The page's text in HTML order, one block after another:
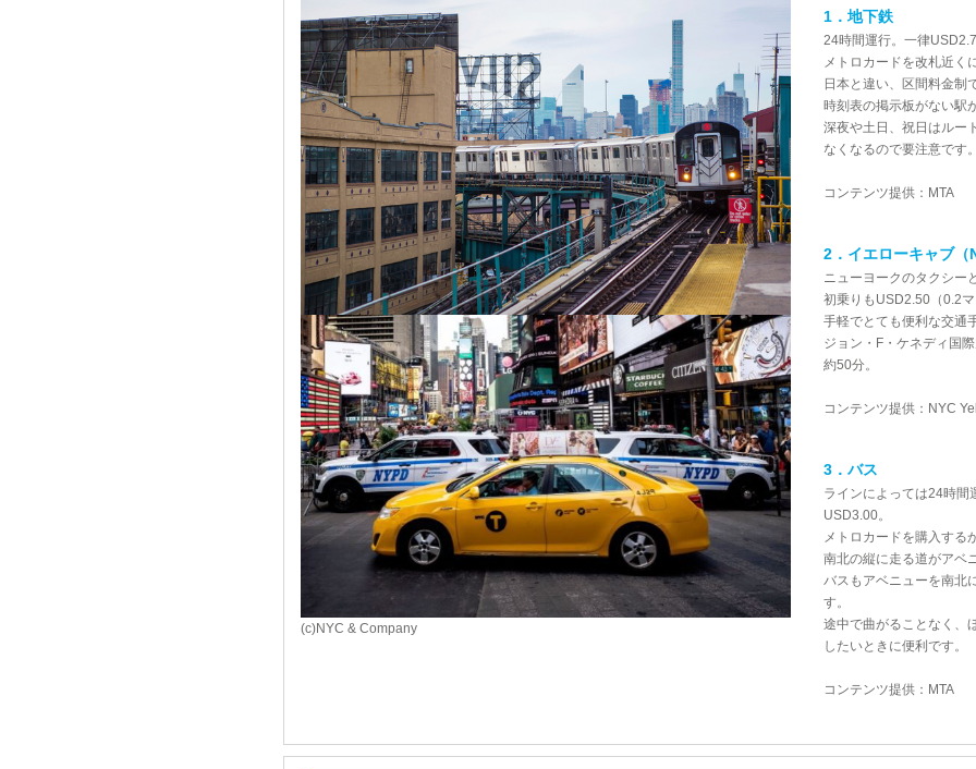
(c)NYC & Company
1．地下鉄
24時間運行。一律
メトロカードを改札近く
日本と違い、区間料金制
時刻表の掲示板がない駅
深夜や土日、祝日はルー
なくなるので要注意です。
コンテンツ提供：MTA
2．イエローキャブ（
ニューヨークのタクシー
初乗りもUSD2.50（0.2
手軽でとても便利な交通
ジョン・F・ケネディ国
約50分。
コンテンツ提供：NYC
3．バス
ラインによっては24時間
USD3.00。
メトロカードを購入する
南北の縦に走る道がアベ
バスもアベニューを南北
す。
途中で曲がることなく、
したいときに便利です。
コンテンツ提供：MTA